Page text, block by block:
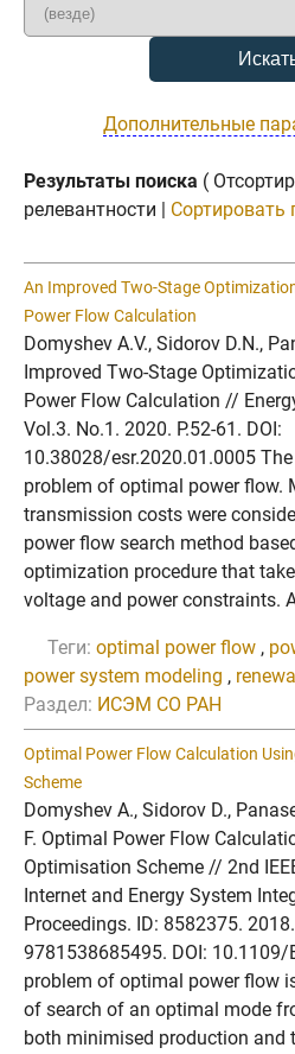
Дополнительные
Результаты поиска (
релевантности | Сортировать
An Improved Two-Stage
Power Flow Calculation
Domyshev A.V., Sidorov D.N.,
Improved Two-Stage
Power Flow Calculation //
Vol.3. No.1. 2020. P.52-61. DOI:
10.38028/esr.2020.01.0005
problem of optimal power flow.
transmission costs were
power flow search method
optimization procedure that
voltage and power constraints.
Теги: optimal power flow ,
power system modeling ,
Раздел: ИСЭМ СО РАН
Optimal Power Flow Calculation
Scheme
Domyshev A., Sidorov D.,
F. Optimal Power Flow
Optimisation Scheme // 2nd
Internet and Energy System
Proceedings. ID: 8582375.
9781538685495. DOI:
problem of optimal power flow
of search of an optimal mode
both minimised production and